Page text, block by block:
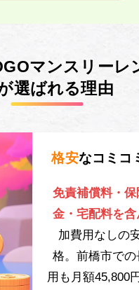
マンスリーレ
選ばれる理由
格安なコミコ
免責補償料・保
金・宅配料を含
加費用なしの
格。前橋市での
用も月額45,800